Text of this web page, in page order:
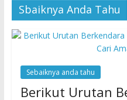
Sbaiknya Anda Tahu
Sebaiknya anda tahu
Berikut Urutan